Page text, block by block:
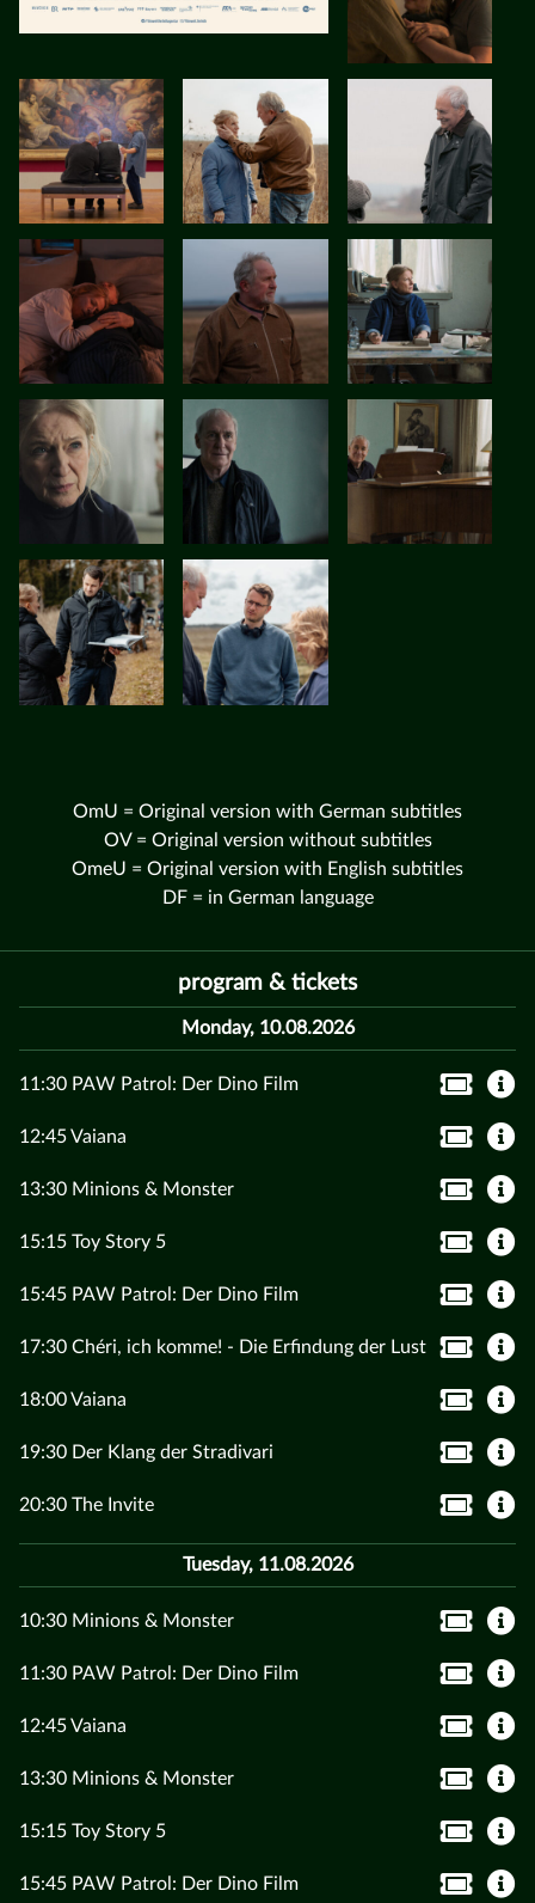
OmU = Original version with German subtitles
OV = Original version without subtitles
OmeU = Original version with English subtitles
DF = in German language
program & tickets
Monday, 10.08.2026
11:30 PAW Patrol: Der Dino Film
12:45 Vaiana
13:30 Minions & Monster
15:15 Toy Story 5
15:45 PAW Patrol: Der Dino Film
17:30 Chéri, ich komme! - Die Erfindung der Lust
18:00 Vaiana
19:30 Der Klang der Stradivari
20:30 The Invite
Tuesday, 11.08.2026
10:30 Minions & Monster
11:30 PAW Patrol: Der Dino Film
12:45 Vaiana
13:30 Minions & Monster
15:15 Toy Story 5
15:45 PAW Patrol: Der Dino Film